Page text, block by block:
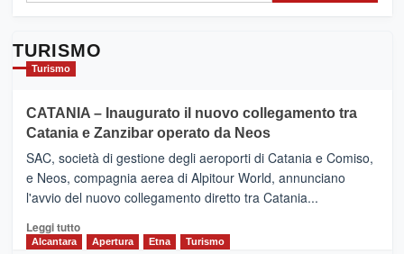
TURISMO
Turismo
CATANIA – Inaugurato il nuovo collegamento tra
Catania e Zanzibar operato da Neos
SAC, società di gestione degli aeroporti di Catania e Comiso,
e Neos, compagnia aerea di Alpitour World, annunciano
l'avvio del nuovo collegamento diretto tra Catania...
Leggi tuttoLeggi
Alcantara Apertura Etna Turismo